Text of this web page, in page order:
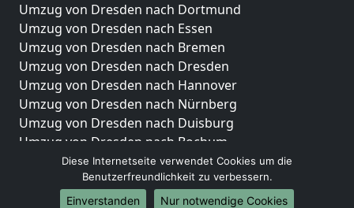
Umzug von Dresden nach Dortmund
Umzug von Dresden nach Essen
Umzug von Dresden nach Bremen
Umzug von Dresden nach Dresden
Umzug von Dresden nach Hannover
Umzug von Dresden nach Nürnberg
Umzug von Dresden nach Duisburg
Umzug von Dresden nach Bochum
Umzug von Dresden nach Wuppertal
Umzug von Dresden nach Bielefeld
Umzug von Dresden nach Bonn
Diese Internetseite verwendet Cookies um die
Benutzerfreundlichkeit zu verbessern.
Einverstanden
Nur notwendige Cookies